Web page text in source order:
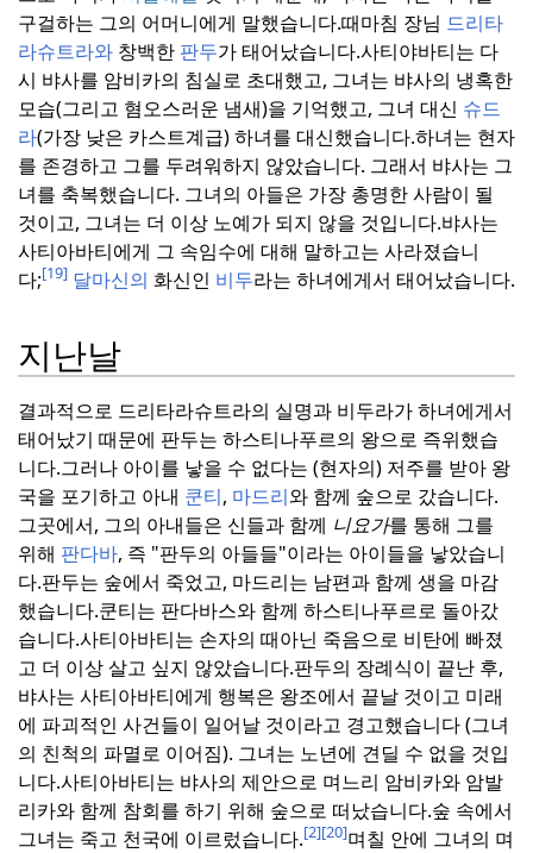
구걸하는 그의 어머니에게 말했습니다.때마침 장님 드리타
라슈트라와 창백한 판두가 태어났습니다.사티야바티는 다
시 뱌사를 암비카의 침실로 초대했고, 그녀는 뱌사의 냉혹한
모습(그리고 혐오스러운 냄새)을 기억했고, 그녀 대신 슈드
라(가장 낮은 카스트계급) 하녀를 대신했습니다.하녀는 현자
를 존경하고 그를 두려워하지 않았습니다. 그래서 뱌사는 그
녀를 축복했습니다. 그녀의 아들은 가장 총명한 사람이 될
것이고, 그녀는 더 이상 노예가 되지 않을 것입니다.뱌사는
사티아바티에게 그 속임수에 대해 말하고는 사라졌습니
다;[19] 달마신의 화신인 비두라는 하녀에게서 태어났습니다.
지난날
결과적으로 드리타라슈트라의 실명과 비두라가 하녀에게서
태어났기 때문에 판두는 하스티나푸르의 왕으로 즉위했습
니다.그러나 아이를 낳을 수 없다는 (현자의) 저주를 받아 왕
국을 포기하고 아내 쿤티, 마드리와 함께 숲으로 갔습니다.
그곳에서, 그의 아내들은 신들과 함께 니요가를 통해 그를
위해 판다바, 즉 "판두의 아들들"이라는 아이들을 낳았습니
다.판두는 숲에서 죽었고, 마드리는 남편과 함께 생을 마감
했습니다.쿤티는 판다바스와 함께 하스티나푸르로 돌아갔
습니다.사티아바티는 손자의 때아닌 죽음으로 비탄에 빠졌
고 더 이상 살고 싶지 않았습니다.판두의 장례식이 끝난 후,
뱌사는 사티아바티에게 행복은 왕조에서 끝날 것이고 미래
에 파괴적인 사건들이 일어날 것이라고 경고했습니다 (그녀
의 친척의 파멸로 이어짐). 그녀는 노년에 견딜 수 없을 것입
니다.사티아바티는 뱌사의 제안으로 며느리 암비카와 암발
리카와 함께 참회를 하기 위해 숲으로 떠났습니다.숲 속에서
그녀는 죽고 천국에 이르렀습니다.[2][20]며칠 안에 그녀의 며